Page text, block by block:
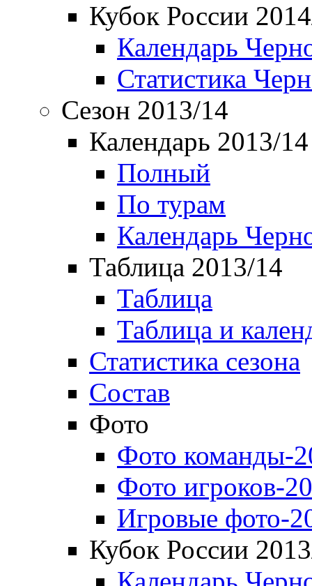
Кубок России
Календарь
Статистика
Сезон 2013/14
Календарь 2013/14
Полный
По турам
Календарь
Таблица 2013/14
Таблица
Таблица и
Статистика сезона
Состав
Фото
Фото команды-
Фото игроков-
Игровые фото-
Кубок России